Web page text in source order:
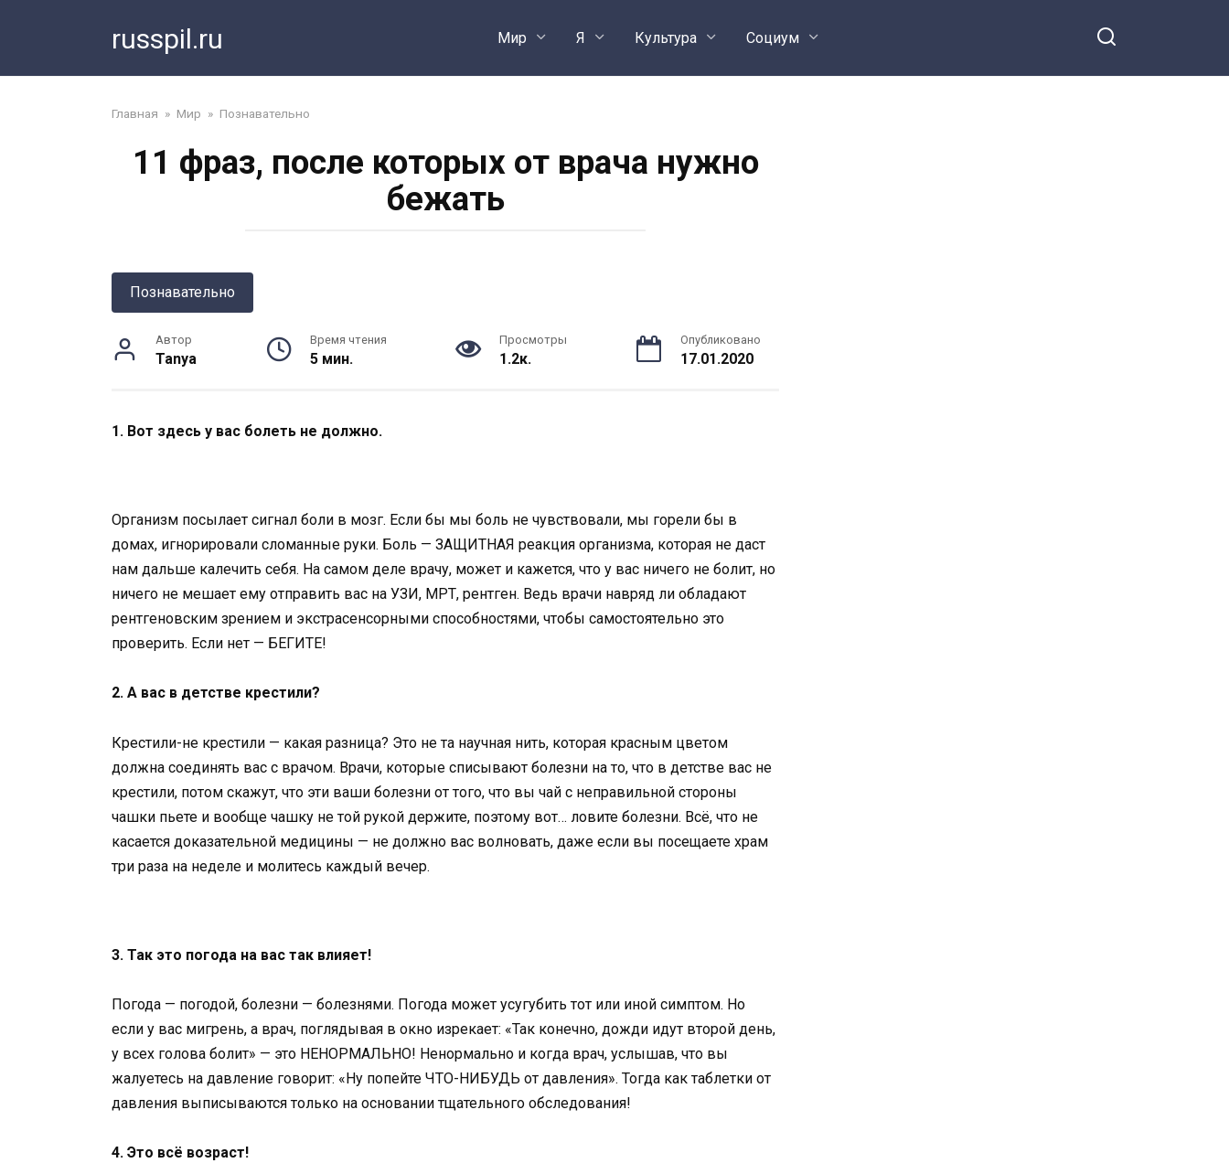
russpil.ru Мир Я Культура Социум
Главная » Мир » Познавательно
11 фраз, после которых от врача нужно
бежать
Познавательно
Автор
Tanya
Время чтения
5 мин.
Просмотры
1.2к.
Опубликовано
17.01.2020
1. Вот здесь у вас болеть не должно.
Организм посылает сигнал боли в мозг. Если бы мы боль не чувствовали, мы горели бы в
домах, игнорировали сломанные руки. Боль — ЗАЩИТНАЯ реакция организма, которая не даст
нам дальше калечить себя. На самом деле врачу, может и кажется, что у вас ничего не болит, но
ничего не мешает ему отправить вас на УЗИ, МРТ, рентген. Ведь врачи навряд ли обладают
рентгеновским зрением и экстрасенсорными способностями, чтобы самостоятельно это
проверить. Если нет — БЕГИТЕ!
2. А вас в детстве крестили?
Крестили-не крестили — какая разница? Это не та научная нить, которая красным цветом
должна соединять вас с врачом. Врачи, которые списывают болезни на то, что в детстве вас не
крестили, потом скажут, что эти ваши болезни от того, что вы чай с неправильной стороны
чашки пьете и вообще чашку не той рукой держите, поэтому вот… ловите болезни. Всё, что не
касается доказательной медицины — не должно вас волновать, даже если вы посещаете храм
три раза на неделе и молитесь каждый вечер.
3. Так это погода на вас так влияет!
Погода — погодой, болезни — болезнями. Погода может усугубить тот или иной симптом. Но
если у вас мигрень, а врач, поглядывая в окно изрекает: «Так конечно, дожди идут второй день,
у всех голова болит» — это НЕНОРМАЛЬНО! Ненормально и когда врач, услышав, что вы
жалуетесь на давление говорит: «Ну попейте ЧТО-НИБУДЬ от давления». Тогда как таблетки от
давления выписываются только на основании тщательного обследования!
4. Это всё возраст!